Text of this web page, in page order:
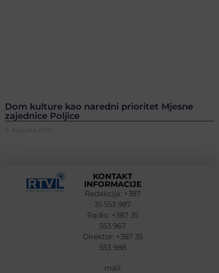
Dom kulture kao naredni prioritet Mjesne
zajednice Poljice
9. Augusta 2026.
KONTAKT
INFORMACIJE
Redakcija: +387
35 553 987
Radio: +387 35
553 967
Direktor: +387 35
553 988
mail: